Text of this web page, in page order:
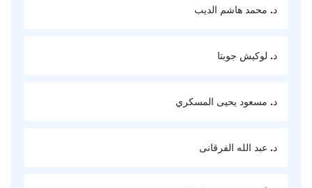
د. محمد هاشم الديب
د. لوكيش جوبتا
د. مسعود يحيى المسكري
د. عبد الله الفرقانى